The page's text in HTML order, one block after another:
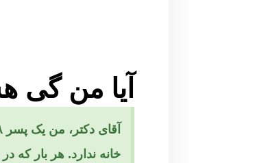
آیا من گی
خانه ندارد. هر بار